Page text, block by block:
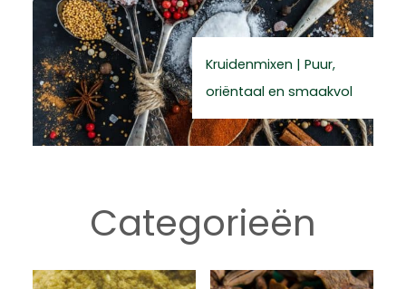
Kruidenmixen | Puur,
oriëntaal en smaakvol
Categorieën